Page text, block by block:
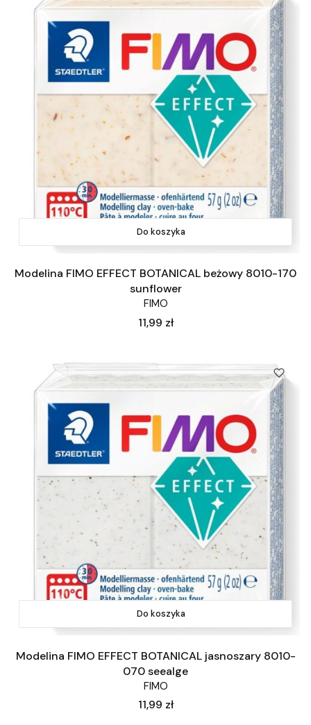
Do koszyka
Modelina FIMO EFFECT BOTANICAL beżowy 8010-170
sunflower
FIMO
Cena
11,99 zł
Do koszyka
Modelina FIMO EFFECT BOTANICAL jasnoszary 8010-
070 seealge
FIMO
Cena
11,99 zł